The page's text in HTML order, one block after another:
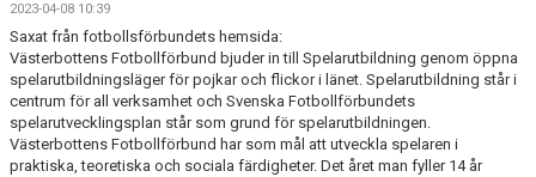
2023-04-08 10:39
Saxat från fotbollsförbundets hemsida:
Västerbottens Fotbollförbund bjuder in till Spelarutbildning genom öppna
spelarutbildningsläger för pojkar och flickor i länet. Spelarutbildning står i
centrum för all verksamhet och Svenska Fotbollförbundets
spelarutvecklingsplan står som grund för spelarutbildningen.
Västerbottens Fotbollförbund har som mål att utveckla spelaren i
praktiska, teoretiska och sociala färdigheter. Det året man fyller 14 år